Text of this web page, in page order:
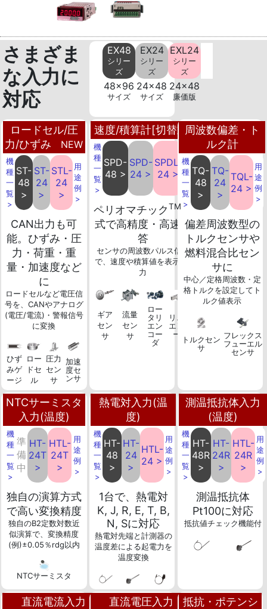
さまざま
な入力に
対応
EX48
シリー
ズ
EX24
シリー
ズ
EXL24
シリー
ズ
48x96
サイズ
24x48
サイズ
24x48
廉価版
ロードセル/圧
力/ひずみ NEW
機
種
一
覧
>
ST-
48
>
ST-
24
>
STL-
24
>
用
途
例
>
CAN出力も可
能。ひずみ・圧
力・荷重・重
量・加速度など
に
ロードセルなど電圧信
号を、CANやアナログ
(電圧/電流)・警報信号
に変換
ひず
みゲ
ージ
ロー
ドセ
ル
圧力
セン
サ
加速
度セ
ンサ
速度/積算計[切替式]
機
種
一
覧
>
SPD-
48 >
SPD-
24 >
SPDL-
24 >
用
途
例
>
ペリオマチック TM 方
式で高精度・高速応
答
センサの周波数パルス信号
で、速度や積算値を表示/出
力
ギア
セン
サ
流量
セン
サ
ロー
タリ
エン
コー
ダ
リニア
エンコ
ーダ
周波数偏差・ト
ルク計
機
種
一
覧
>
TQ-
48
>
TQ-
24
>
TQL-
24 >
用
途
例
>
偏差周波数型の
トルクセンサや
燃料混合比セン
サに
中心／定格周波数・定
格トルクを設定してト
ルク値表示
トルクセン
サ
フレックス
フューエル
センサ
NTCサーミスタ
入力(温度)
機
種
一
覧
>
準
備
中
HT-
24T
>
HTL-
24T
>
用
途
例
>
独自の演算方式
で高い変換精度
独自のB2定数対数近
似演算で、変換精度
(例)±0.05％rdg以内
NTCサーミスタ
熱電対入力(温
度)
機
種
一
覧
>
HT-
48
>
HT-
24
>
HTL-
24 >
用
途
例
>
1台で、熱電対
K, J, R, E, T, B,
N, Sに対応
熱電対先端と計測器の
温度差による起電力を
温度変換
測温抵抗体入力
(温度)
機
種
一
覧
>
HT-
48R
>
HT-
24R
>
HTL-
24R
>
用
途
例
>
測温抵抗体
Pt100に対応
抵抗値チェック機能付
直流電流入力 直流電圧入力
抵抗・ポテンシ